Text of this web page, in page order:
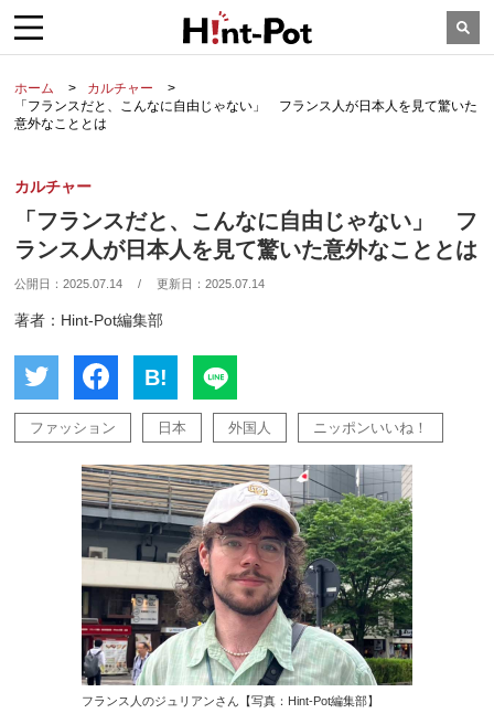
ホーム
カルチャー
「フランスだと、こんなに自由じゃない」 フランス人が日本人を見て驚いた
意外なこととは
カルチャー
「フランスだと、こんなに自由じゃない」 フ
ランス人が日本人を見て驚いた意外なこととは
公開日：2025.07.14 / 更新日：2025.07.14
著者：Hint-Pot編集部
B!
ファッション 日本 外国人 ニッポンいいね！
フランス人のジュリアンさん【写真：Hint-Pot編集部】